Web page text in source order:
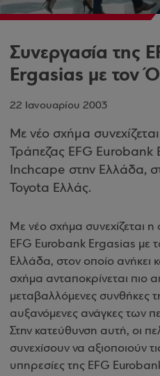
Συνεργασία της
Ergasias με τον
22 Ιανουαρίου 2003
Με νέο σχήμα
Τράπεζας EFG Eurobank
Inchcape στην Ελλάδα,
Toyota Ελλάς.
Με νέο σχήμα συνεχίζεται
EFG Eurobank Ergasias με
Ελλάδα, στον οποίο ανήκει
σχήμα ανταποκρίνεται πιο
μεταβαλλόμενες συνθήκες
αυξανόμενες ανάγκες των
Στην κατεύθυνση αυτή, οι
συνεχίσουν να αξιοποιούν
υπηρεσίες της EFG